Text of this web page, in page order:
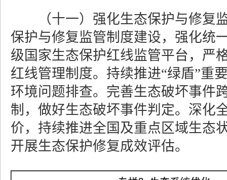
（十一）强化生态保护与修复
保护与修复监管制度建设，强化统
级国家生态保护红线监管平台，严
红线管理制度。持续推进“绿盾”重
环境问题排查。完善生态破坏事件
制，做好生态破坏事件判定。深化
价，持续推进全国及重点区域生态
开展生态保护修复成效评估。